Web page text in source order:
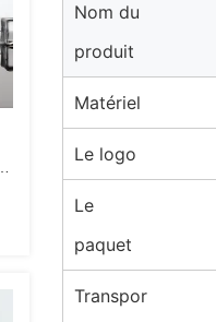
Nom du
produit
Matériel
Le logo
Le
paquet
Transpor